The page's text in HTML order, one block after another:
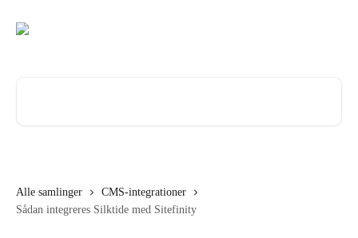
Alle samlinger
CMS-integrationer
Sådan integreres Silktide med Sitefinity